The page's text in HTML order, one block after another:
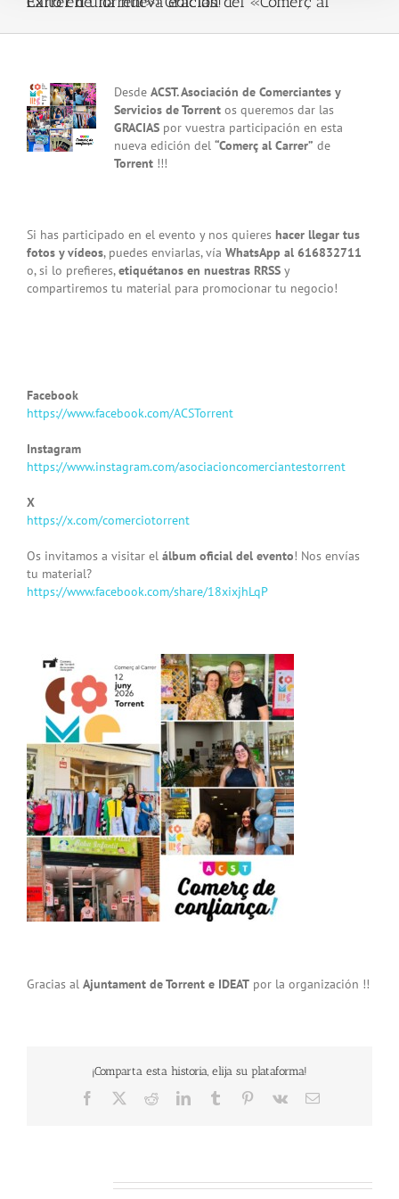
View
Larger
Image
Desde ACST. Asociación de Comerciantes y
Servicios de Torrentos queremos dar las
GRACIASpor vuestra participación en esta
nueva edición del “Comerç al Carrer” de
Torrent!!!
Si has participado en el evento y nos quieres hacer llegar tus
fotos y vídeos, puedes enviarlas, vía WhatsApp al 616832711
o, si lo prefieres,etiquétanos en nuestras RRSS y
compartiremos tu material para promocionar tu negocio!
Facebook
https://www.facebook.com/ACSTorrent
Instagram
https://www.instagram.com/asociacioncomerciantestorrent
X
https://x.com/comerciotorrent
Os invitamos a visitar el álbum oficial del evento! Nos envías
tu material?
https://www.facebook.com/share/18xixjhLqP
Gracias al Ajuntament de Torrent e IDEAT por la organización !!
¡Comparta esta historia, elija su plataforma!
Facebook RedditLinkedInTumblr Pinterest
Vk Email